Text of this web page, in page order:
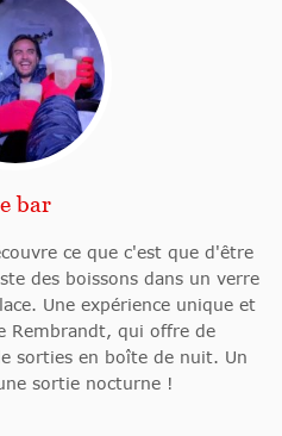
bar
ce que c'est que d'être
des boissons dans un verre
Une expérience unique et
Rembrandt, qui offre de
sorties en boîte de nuit. Un
sortie nocturne !